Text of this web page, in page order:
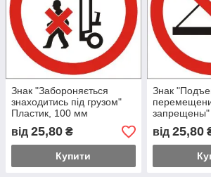
Знак "Забороняється
знаходитись під грузом"
Пластик, 100 мм
від 25,80 ₴
Купити
Знак
запрещены"
мм
від 25,80